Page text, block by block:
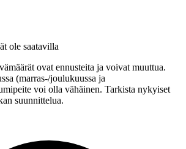
ole saatavilla
ovat ennusteita ja voivat muuttua.
(marras-/joulukuussa ja
voi olla vähäinen. Tarkista nykyiset
suunnittelua.